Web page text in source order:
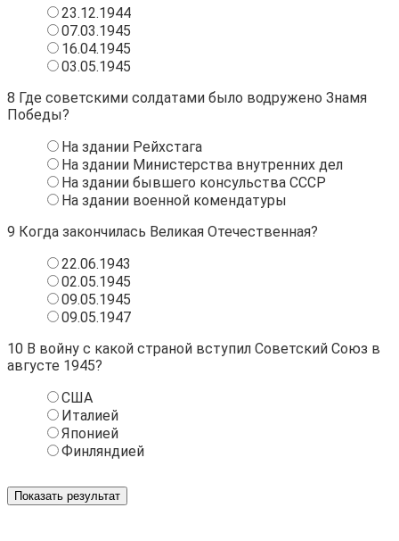
23.12.1944
07.03.1945
16.04.1945
03.05.1945
8 Где советскими солдатами было водружено Знамя
Победы?
На здании Рейхстага
На здании Министерства внутренних дел
На здании бывшего консульства СССР
На здании военной комендатуры
9 Когда закончилась Великая Отечественная?
22.06.1943
02.05.1945
09.05.1945
09.05.1947
10 В войну с какой страной вступил Советский Союз в
августе 1945?
США
Италией
Японией
Финляндией
Показать результат